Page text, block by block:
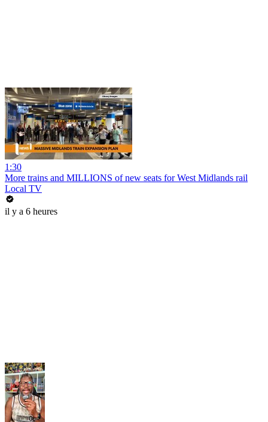
1:30
More trains and MILLIONS of new seats for West Midlands rail
Local TV
il y a 6 heures